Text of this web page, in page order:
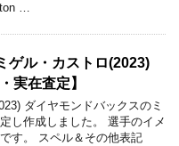
…
ゲル・カストロ(2023)
実在査定】
ダイヤモンドバックスのミ
し作成しました。 選手のイメ
す。 スペル＆その他表記